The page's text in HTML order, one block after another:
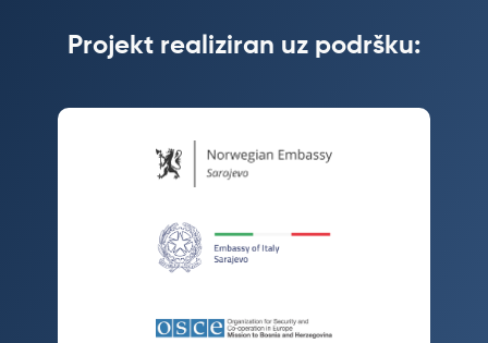
Projekt realiziran uz podršku: